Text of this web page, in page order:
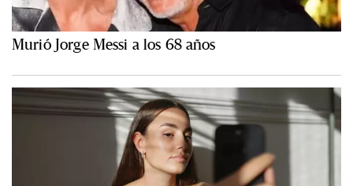
Murió Jorge Messi a los 68 años